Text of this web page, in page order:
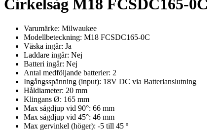
Cirkelsåg M18 FCSDC165-0C
Varumärke: Milwaukee
Modellbeteckning: M18 FCSDC165-0C
Väska ingår: Ja
Laddare ingår: Nej
Batteri ingår: Nej
Antal medföljande batterier: 2
Ingångsspänning (input): 18V DC via Batterianslutning
Håldiameter: 20 mm
Klingans Ø: 165 mm
Max sågdjup vid 90°: 66 mm
Max sågdjup vid 45°: 46 mm
Max gervinkel (höger): -5 till 45 º